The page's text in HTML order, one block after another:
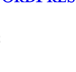
channel
Tumblr account